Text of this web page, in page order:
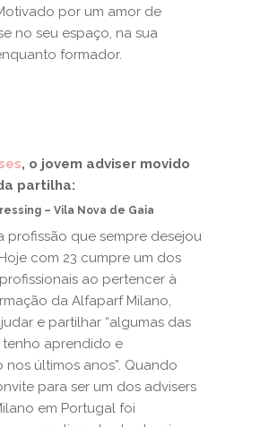
por um amor de
no seu espaço, na sua
formador.
, o jovem adviser movido
partilha:
– Vila Nova de Gaia
profissão que sempre desejou
com 23 cumpre um dos
ao pertencer à
da Alfaparf Milano,
e partilhar “algumas das
aprendido e
últimos anos”. Quando
para ser um dos advisers
em Portugal foi